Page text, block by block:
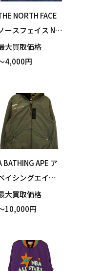
NORTH FACE
ースフェイス NP
Hydrena Wi
Jacket ハイドレ
ルー Mサイズ 買い
取りました！
大買取価格
4,000円
BATHING APE ア
イシングエイプ A
AA
REVERSIBLE JA
カーキ カモフラー
ジュ XXLサイズ 買
大買取価格
10,000円